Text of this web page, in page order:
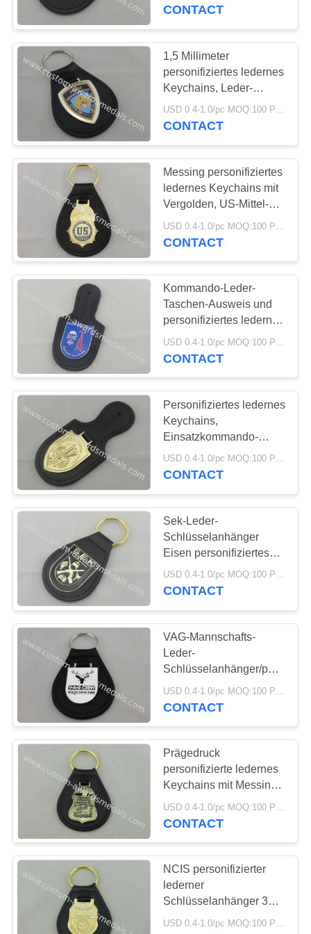
TRETEN
SIE
MIT
VERBINDUNG
NACHRICHTEN
FÄLLE
SITEMAP
PRIVACY
POLICY
Sterben Form-
Medaillen
Band-Medaillen
125
Karnevals-Medaille
Personifizierte
Münzen
219
Schnallen nach Maß
Andenken-Ausweise
156
Deutschlands Polizei
CONTACT
1,5 Millimeter
personifiziertes ledernes
Keychains, Leder-
Schlüsselanhänger der
Stadt-NY mit
USD 0.4-1.0/pc MOQ:100 PC pro Entwurf
CONTACT
Messing personifiziertes
ledernes Keychains mit
Vergolden, US-Mittel-
Leder-
Schlüsselanhänger
CONTACT
Kommando-Leder-
Taschen-Ausweis und
personifiziertes ledernes
Keychains mit
Vernickelung
USD 0.4-1.0/pc MOQ:100 PC pro Entwurf
CONTACT
Personifiziertes ledernes
Keychains,
Einsatzkommando-
Kobra-Leder-Taschen-
Ausweis
USD 0.4-1.0/pc MOQ:100 PC pro Entwurf
CONTACT
Sek-Leder-
Schlüsselanhänger
Eisen personifiziertes
ledernes Keychains mit
Messingüberzug
USD 0.4-1.0/pc MOQ:100 PC pro Entwurf
CONTACT
VAG-Mannschafts-
Leder-
Schlüsselanhänger/
ledernes Keychains mit
Emblem
CONTACT
Prägedruck
personifizierte ledernes
Keychains mit Messing-
Emblem der Antiken-3D
USD 0.4-1.0/pc MOQ:100 PC pro Entwurf
CONTACT
NCIS personifizierter
lederner
Schlüsselanhänger 3D
mit Vergolden-Emblem
USD 0.4-1.0/pc MOQ:100 PC pro Entwurf